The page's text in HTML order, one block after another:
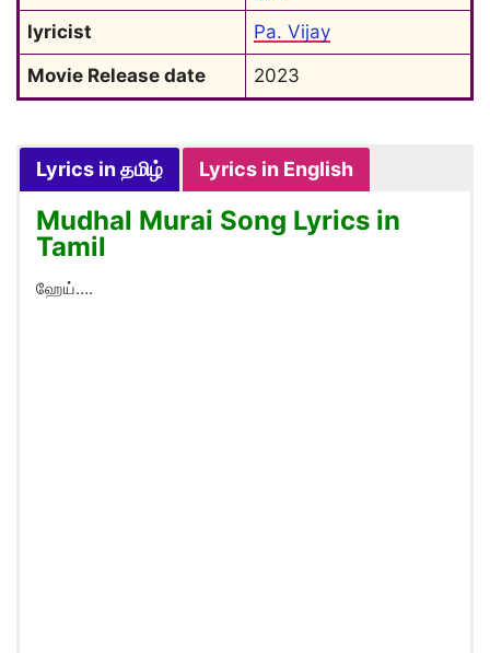
lyricist
Pa. Vijay
Movie Release date
2023
Lyrics in தமிழ் Lyrics in English
Mudhal Murai Song Lyrics in
Tamil
ஹேய்….